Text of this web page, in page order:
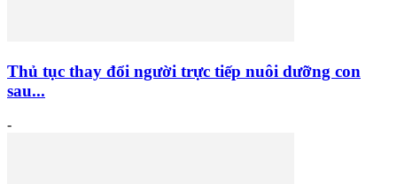
Thủ tục thay đổi người trực tiếp nuôi dưỡng con
sau...
-